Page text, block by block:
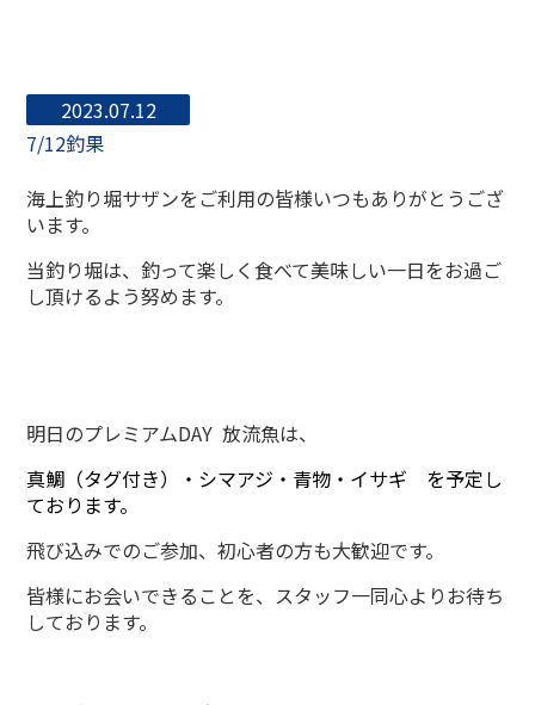
2023.07.12
7/12釣果
海上釣り堀サザンをご利用の皆様いつもありがとうござ
います。
当釣り堀は、釣って楽しく食べて美味しい一日をお過ご
し頂けるよう努めます。
明日のプレミアムDAY 放流魚は、
真鯛（タグ付き）・シマアジ・青物・イサギ を予定し
ております。
飛び込みでのご参加、初心者の方も大歓迎です。
皆様にお会いできることを、スタッフ一同心よりお待ち
しております。